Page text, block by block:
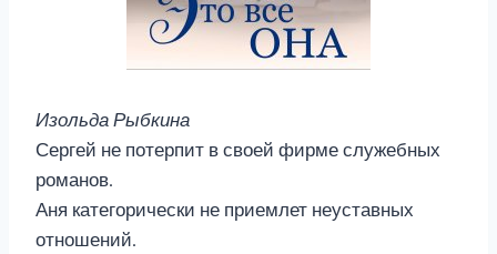
Изольда Рыбкина
Сергей не потерпит в своей фирме служебных
романов.
Аня категорически не приемлет неуставных
отношений.